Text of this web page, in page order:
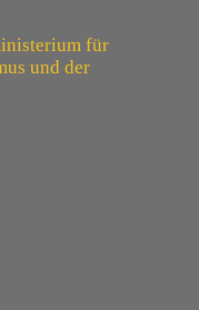
für
und der